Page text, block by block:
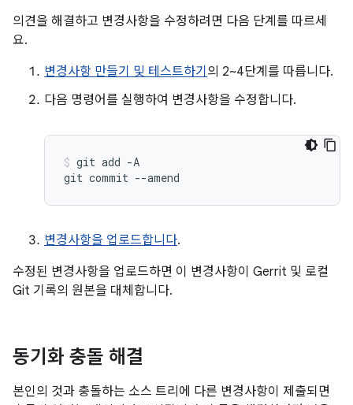
의견을 해결하고 변경사항을 수정하려면 다음 단계를 따르세
요.
변경사항 만들기 및 테스트하기 의 2~4단계를 따릅니다.
다음 명령어를 실행하여 변경사항을 수정합니다.
git add -A
git commit --amend
변경사항을 업로드합니다.
수정된 변경사항을 업로드하면 이 변경사항이 Gerrit 및 로컬
Git 기록의 원본을 대체합니다.
동기화 충돌 해결
본인의 것과 충돌하는 소스 트리에 다른 변경사항이 제출되면